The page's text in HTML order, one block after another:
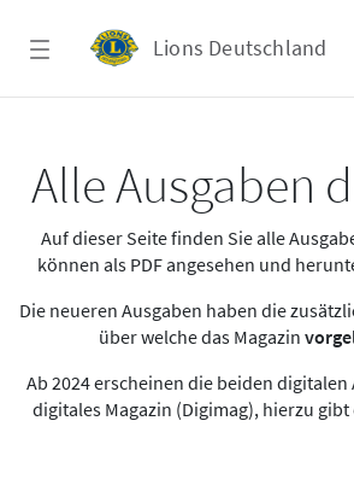
Lions Deutschland
Alle Ausgaben
Auf dieser Seite finden Sie alle
können als PDF angesehen und
Die neueren Ausgaben haben die
über welche das Magazin
Ab 2024 erscheinen die beiden digitalen
digitales Magazin (Digimag), hierzu gibt